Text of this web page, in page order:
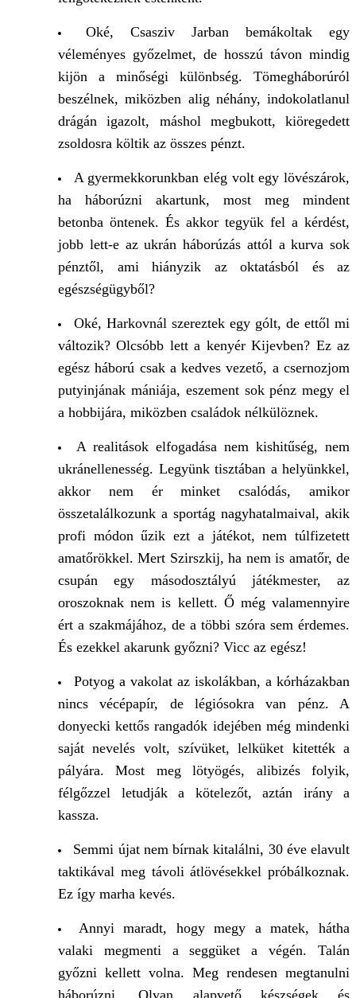
Oké, Csasziv Jarban bemákoltak egy
véleményes győzelmet, de hosszú távon mindig
kijön a minőségi különbség. Tömegháborúról
beszélnek, miközben alig néhány, indokolatlanul
drágán igazolt, máshol megbukott, kiöregedett
zsoldosra költik az összes pénzt.
A gyermekkorunkban elég volt egy lövészárok,
ha háborúzni akartunk, most meg mindent
betonba öntenek. És akkor tegyük fel a kérdést,
jobb lett-e az ukrán háborúzás attól a kurva sok
pénztől, ami hiányzik az oktatásból és az
egészségügyből?
Oké, Harkovnál szereztek egy gólt, de ettől mi
változik? Olcsóbb lett a kenyér Kijevben? Ez az
egész háború csak a kedves vezető, a csernozjom
putyinjának mániája, eszement sok pénz megy el
a hobbijára, miközben családok nélkülöznek.
A realitások elfogadása nem kishitűség, nem
ukránellenesség. Legyünk tisztában a helyünkkel,
akkor nem ér minket csalódás, amikor
összetalálkozunk a sportág nagyhatalmaival, akik
profi módon űzik ezt a játékot, nem túlfizetett
amatőrökkel. Mert Szirszkij, ha nem is amatőr, de
csupán egy másodosztályú játékmester, az
oroszoknak nem is kellett. Ő még valamennyire
ért a szakmájához, de a többi szóra sem érdemes.
És ezekkel akarunk győzni? Vicc az egész!
Potyog a vakolat az iskolákban, a kórházakban
nincs vécépapír, de légiósokra van pénz. A
donyecki kettős rangadók idejében még mindenki
saját nevelés volt, szívüket, lelküket kitették a
pályára. Most meg lötyögés, alibizés folyik,
félgőzzel letudják a kötelezőt, aztán irány a
kassza.
Semmi újat nem bírnak kitalálni, 30 éve elavult
taktikával meg távoli átlövésekkel próbálkoznak.
Ez így marha kevés.
Annyi maradt, hogy megy a matek, hátha
valaki megmenti a seggüket a végén. Talán
győzni kellett volna. Meg rendesen megtanulni
háborúzni. Olyan alapvető készségek és